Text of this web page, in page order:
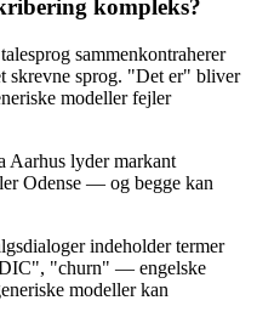
kompleks?
sammenkontraherer
skrevne sprog. "Det er" bliver
modeller fejler
Aarhus lyder markant
Odense — og begge kan
indeholder termer
"churn" — engelske
modeller kan